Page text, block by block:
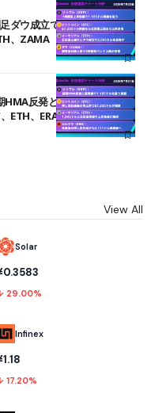
ダウ成立で1.185ドルを狙う
、ZAMA
HMA反発と雲上抜けが買い
ETH、ERA
View All
Solar
29.00%
Infinex
17.20%